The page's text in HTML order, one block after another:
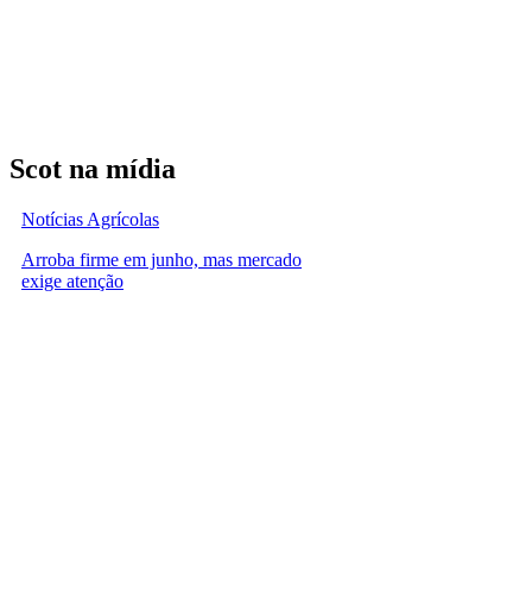
Scot na mídia
Notícias Agrícolas
Arroba firme em junho, mas mercado
exige atenção